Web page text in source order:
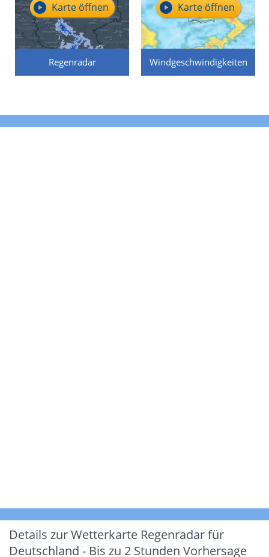
Regenradar
Karte öffnen
Windgeschwindigkeiten
Karte öffnen
Details zur Wetterkarte Regenradar für
Deutschland - Bis zu 2 Stunden Vorhersage